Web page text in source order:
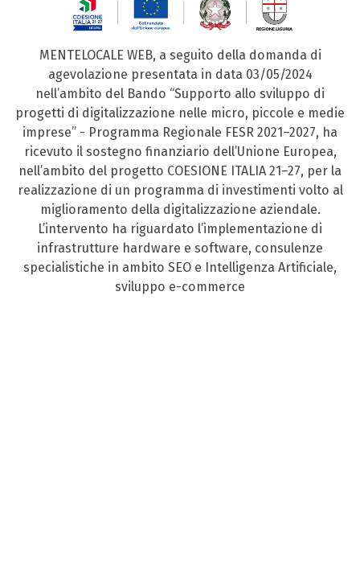
MENTELOCALE WEB, a seguito della domanda di
agevolazione presentata in data 03/05/2024
nell’ambito del Bando “Supporto allo sviluppo di
progetti di digitalizzazione nelle micro, piccole e medie
imprese” - Programma Regionale FESR 2021–2027, ha
ricevuto il sostegno finanziario dell’Unione Europea,
nell’ambito del progetto COESIONE ITALIA 21–27, per la
realizzazione di un programma di investimenti volto al
miglioramento della digitalizzazione aziendale.
L’intervento ha riguardato l’implementazione di
infrastrutture hardware e software, consulenze
specialistiche in ambito SEO e Intelligenza Artificiale,
sviluppo e-commerce